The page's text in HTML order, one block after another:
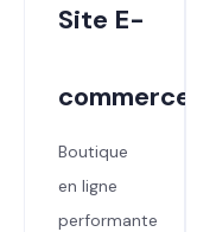
Site E-
commerce
Boutique
en ligne
performante